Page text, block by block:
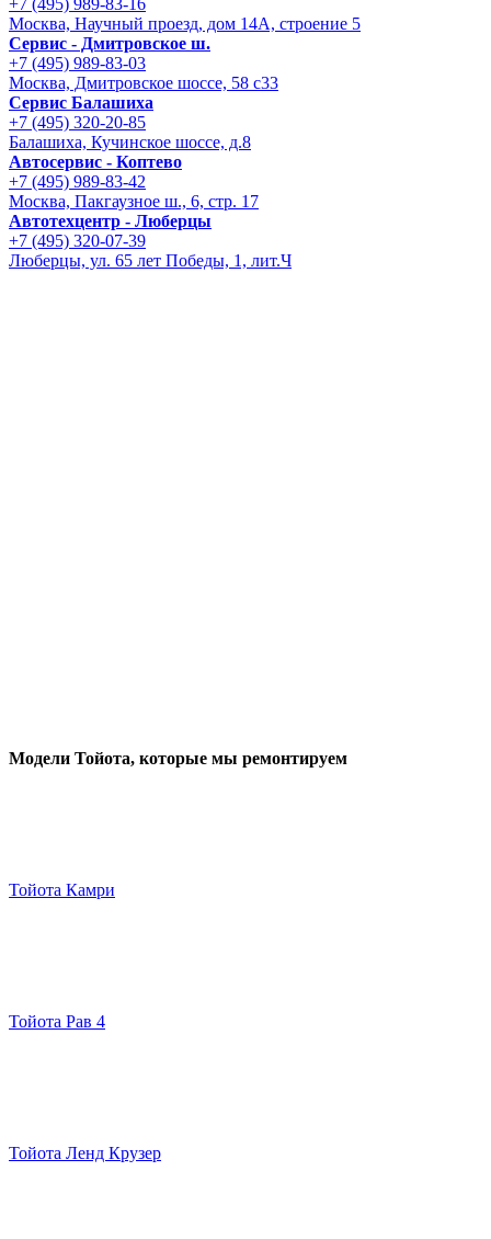
+7 (495) 989-83-16
Москва, Научный проезд, дом 14А, строение 5
Сервис - Дмитровское ш.
+7 (495) 989-83-03
Москва, Дмитровское шоссе, 58 с33
Сервис Балашиха
+7 (495) 320-20-85
Балашиха, Кучинское шоссе, д.8
Автосервис - Коптево
+7 (495) 989-83-42
Москва, Пакгаузное ш., 6, стр. 17
Автотехцентр - Люберцы
+7 (495) 320-07-39
Люберцы, ул. 65 лет Победы, 1, лит.Ч
Модели Тойота, которые мы ремонтируем
Тойота Камри
Тойота Рав 4
Тойота Ленд Крузер